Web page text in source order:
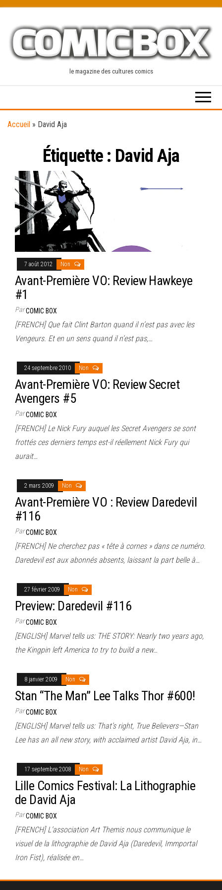
content
le magazine des cultures comics
Accueil » David Aja
Étiquette : David Aja
7 août 2012 Non
Avant-Première VO: Review Hawkeye
#1
ParCOMIC BOX
[FRENCH] Que fait Clint Barton quand il n’est pas avec les
Vengeurs. Et en un sens quand il n’est pas,…
24 septembre 2010 Non
Avant-Première VO: Review Secret
Avengers #5
ParCOMIC BOX
[FRENCH] Le Nick Fury auquel les Secret Avengers se sont
frottés ces derniers temps est-il réellement Nick Fury qui
aurait…
2 mars 2009 Non
Avant-Première VO : Review Daredevil
#116
ParCOMIC BOX
[FRENCH] Ne cherchez pas « tête à cornes » dans ce numéro.
Daredevil est aux abonnés absents, laissant la part belle à…
27 février 2009 Non
Preview: Daredevil #116
ParCOMIC BOX
[ENGLISH] Marvel tells us: THE STORY: Nearly two years ago,
the Kingpin left America to try to build a new…
8 janvier 2009 Non
Stan “The Man” Lee Talks Thor #600!
ParCOMIC BOX
[ENGLISH] Marvel tells us: That’s right, True Believers—Stan
Lee has an all new story, with acclaimed artist David Aja, in…
17 septembre 2008 Non
Lille Comics Festival: La Lithographie
de David Aja
ParCOMIC BOX
[FRENCH] L’association Art Themis nous communique le
visuel de la lithographie de David Aja (Daredevil, Immportal
Iron Fist), réalisée en…